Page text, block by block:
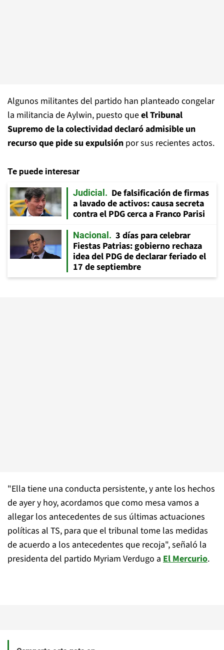
Algunos militantes del partido han planteado congelar
la militancia de Aylwin, puesto queel Tribunal
Supremo de la colectividad declaró admisible un
recurso que pide su expulsión por sus recientes actos.
Te puede interesar
Judicial
De falsificación de firmas
a lavado de activos: causa secreta
contra el PDG cerca a Franco Parisi
Nacional
3 días para celebrar
Fiestas Patrias: gobierno rechaza
idea del PDG de declarar feriado el
17 de septiembre
"Ella tiene una conducta persistente, y ante los hechos
de ayer y hoy, acordamos que como mesa vamos a
allegar los antecedentes de sus últimas actuaciones
políticas al TS, para que el tribunal tome las medidas
de acuerdo a los antecedentes que recoja", señaló la
presidenta del partido Myriam Verdugo a El Mercurio.